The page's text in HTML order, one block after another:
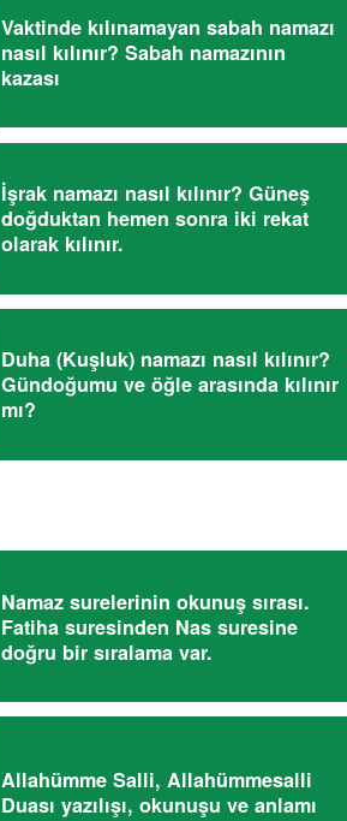
Vaktinde kılınamayan sabah namazı
nasıl kılınır? Sabah namazının
kazası
İşrak namazı nasıl kılınır? Güneş
doğduktan hemen sonra iki rekat
olarak kılınır.
Duha (Kuşluk) namazı nasıl kılınır?
Gündoğumu ve öğle arasında kılınır
mı?
Namaz surelerinin okunuş sırası.
Fatiha suresinden Nas suresine
doğru bir sıralama var.
Allahümme Salli, Allahümmesalli
Duası yazılışı, okunuşu ve anlamı